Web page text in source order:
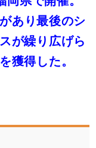
あり最後のシ
が繰り広げら
獲得した。